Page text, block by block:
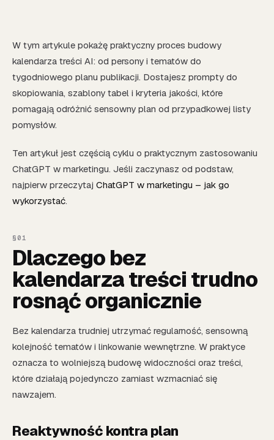
W tym artykule pokażę praktyczny proces budowy
kalendarza treści AI: od persony i tematów do
tygodniowego planu publikacji. Dostajesz prompty do
skopiowania, szablony tabel i kryteria jakości, które
pomagają odróżnić sensowny plan od przypadkowej listy
pomysłów.
Ten artykuł jest częścią cyklu o praktycznym zastosowaniu
ChatGPT w marketingu. Jeśli zaczynasz od podstaw,
najpierw przeczytaj ChatGPT w marketingu – jak go
wykorzystać.
Dlaczego bez
kalendarza treści trudno
rosnąć organicznie
Bez kalendarza trudniej utrzymać regularność, sensowną
kolejność tematów i linkowanie wewnętrzne. W praktyce
oznacza to wolniejszą budowę widoczności oraz treści,
które działają pojedynczo zamiast wzmacniać się
nawzajem.
Reaktywność kontra plan